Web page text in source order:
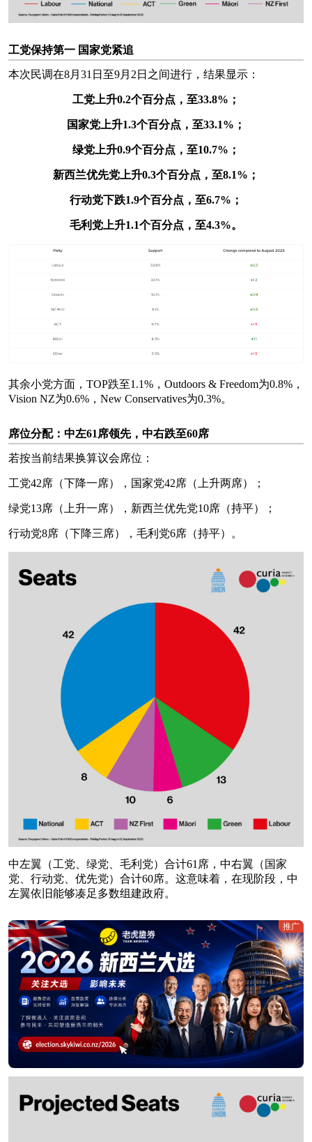
工党保持第一 国家党紧追
本次民调在8月31日至9月2日之间进行，结果显示：
工党上升0.2个百分点，至33.8%；
国家党上升1.3个百分点，至33.1%；
绿党上升0.9个百分点，至10.7%；
新西兰优先党上升0.3个百分点，至8.1%；
行动党下跌1.9个百分点，至6.7%；
毛利党上升1.1个百分点，至4.3%。
其余小党方面，TOP跌至1.1%，Outdoors & Freedom为0.8%，
Vision NZ为0.6%，New Conservatives为0.3%。
席位分配：中左61席领先，中右跌至60席
若按当前结果换算议会席位：
工党42席（下降一席），国家党42席（上升两席）；
绿党13席（上升一席），新西兰优先党10席（持平）；
行动党8席（下降三席），毛利党6席（持平）。
中左翼（工党、绿党、毛利党）合计61席，中右翼（国家
党、行动党、优先党）合计60席。这意味着，在现阶段，中
左翼依旧能够凑足多数组建政府。
推广